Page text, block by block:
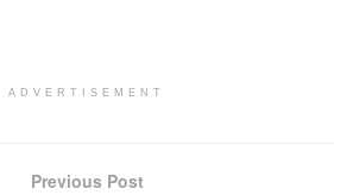
ADVERTISEMENT
Previous Post